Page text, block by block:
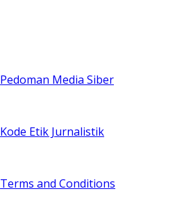
Pedoman Media Siber
Kode Etik Jurnalistik
Terms and Conditions